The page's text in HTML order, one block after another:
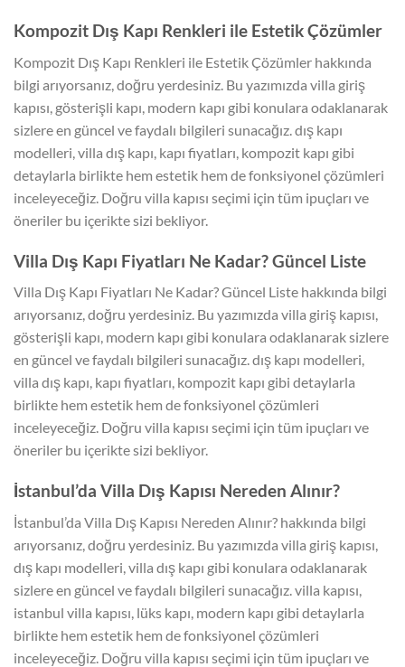
Kompozit Dış Kapı Renkleri ile Estetik Çözümler
Kompozit Dış Kapı Renkleri ile Estetik Çözümler hakkında
bilgi arıyorsanız, doğru yerdesiniz. Bu yazımızda villa giriş
kapısı, gösterişli kapı, modern kapı gibi konulara odaklanarak
sizlere en güncel ve faydalı bilgileri sunacağız. dış kapı
modelleri, villa dış kapı, kapı fiyatları, kompozit kapı gibi
detaylarla birlikte hem estetik hem de fonksiyonel çözümleri
inceleyeceğiz. Doğru villa kapısı seçimi için tüm ipuçları ve
öneriler bu içerikte sizi bekliyor.
Villa Dış Kapı Fiyatları Ne Kadar? Güncel Liste
Villa Dış Kapı Fiyatları Ne Kadar? Güncel Liste hakkında bilgi
arıyorsanız, doğru yerdesiniz. Bu yazımızda villa giriş kapısı,
gösterişli kapı, modern kapı gibi konulara odaklanarak sizlere
en güncel ve faydalı bilgileri sunacağız. dış kapı modelleri,
villa dış kapı, kapı fiyatları, kompozit kapı gibi detaylarla
birlikte hem estetik hem de fonksiyonel çözümleri
inceleyeceğiz. Doğru villa kapısı seçimi için tüm ipuçları ve
öneriler bu içerikte sizi bekliyor.
İstanbul’da Villa Dış Kapısı Nereden Alınır?
İstanbul’da Villa Dış Kapısı Nereden Alınır? hakkında bilgi
arıyorsanız, doğru yerdesiniz. Bu yazımızda villa giriş kapısı,
dış kapı modelleri, villa dış kapı gibi konulara odaklanarak
sizlere en güncel ve faydalı bilgileri sunacağız. villa kapısı,
istanbul villa kapısı, lüks kapı, modern kapı gibi detaylarla
birlikte hem estetik hem de fonksiyonel çözümleri
inceleyeceğiz. Doğru villa kapısı seçimi için tüm ipuçları ve